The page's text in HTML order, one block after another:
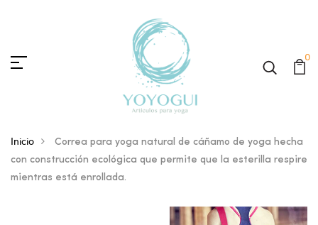
0
Inicio
Correa para yoga natural de cáñamo de yoga hecha
con construcción ecológica que permite que la esterilla respire
mientras está enrollada.